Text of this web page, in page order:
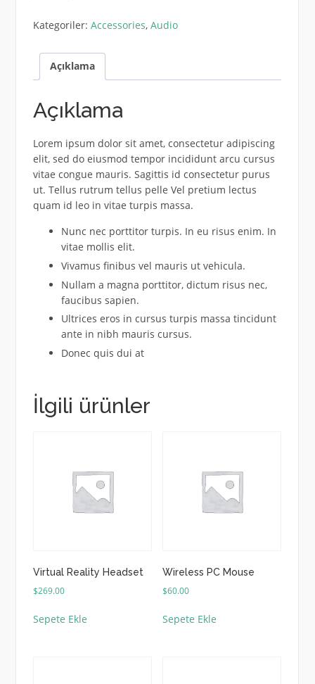
adet
Kategoriler: Accessories, Audio
Açıklama
Açıklama
Lorem ipsum dolor sit amet, consectetur adipiscing
elit, sed do eiusmod tempor incididunt arcu cursus
vitae congue mauris. Sagittis id consectetur purus
ut. Tellus rutrum tellus pelle Vel pretium lectus
quam id leo in vitae turpis massa.
Nunc nec porttitor turpis. In eu risus enim. In
vitae mollis elit.
Vivamus finibus vel mauris ut vehicula.
Nullam a magna porttitor, dictum risus nec,
faucibus sapien.
Ultrices eros in cursus turpis massa tincidunt
ante in nibh mauris cursus.
Donec quis dui at
İlgili ürünler
Virtual Reality Headset
$269.00
Sepete Ekle
Wireless PC Mouse
$60.00
Sepete Ekle